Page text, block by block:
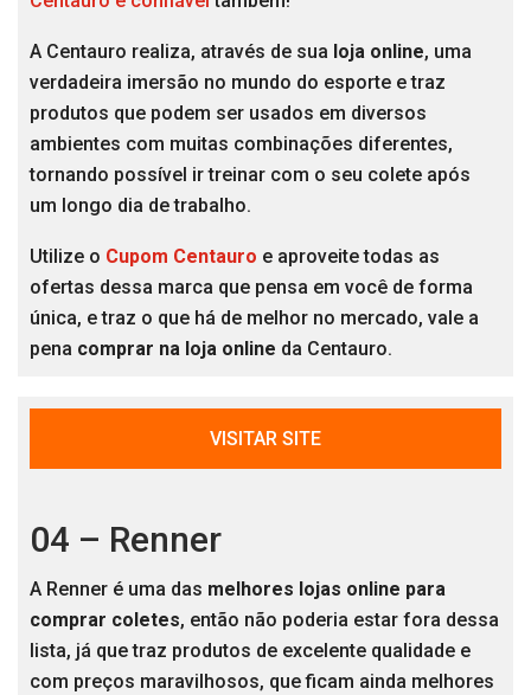
A Centauro realiza, através de sua loja online, uma
verdadeira imersão no mundo do esporte e traz
produtos que podem ser usados em diversos
ambientes com muitas combinações diferentes,
tornando possível ir treinar com o seu colete após
um longo dia de trabalho.
Utilize o Cupom Centauro e aproveite todas as
ofertas dessa marca que pensa em você de forma
única, e traz o que há de melhor no mercado, vale a
pena comprar na loja online da Centauro.
VISITAR SITE
04 – Renner
A Renner é uma das melhores lojas online para
comprar coletes, então não poderia estar fora dessa
lista, já que traz produtos de excelente qualidade e
com preços maravilhosos, que ficam ainda melhores